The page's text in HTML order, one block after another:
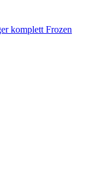
komplett Frozen